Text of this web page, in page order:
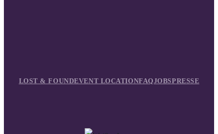
LOST & FOUNDEVENT LOCATIONFAQJOBSPRESSE